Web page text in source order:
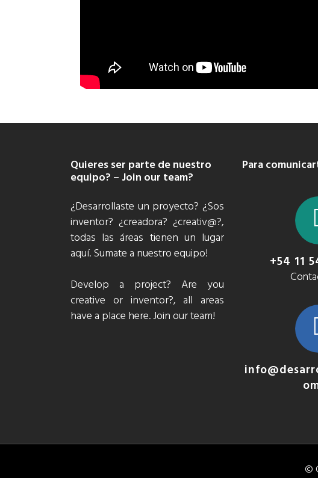
Quieres ser parte de nuestro
equipo? – Join our team?
¿Desarrollaste un proyecto? ¿Sos
inventor? ¿creadora? ¿creativ@?,
todas las áreas tienen un lugar
aquí. Sumate a nuestro equipo!
Develop a project? Are you
creative or inventor?, all areas
have a place here. Join our team!
Para
+54 11
©